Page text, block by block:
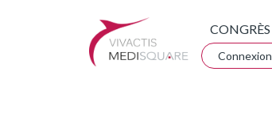
CONGRÈS
Connexion